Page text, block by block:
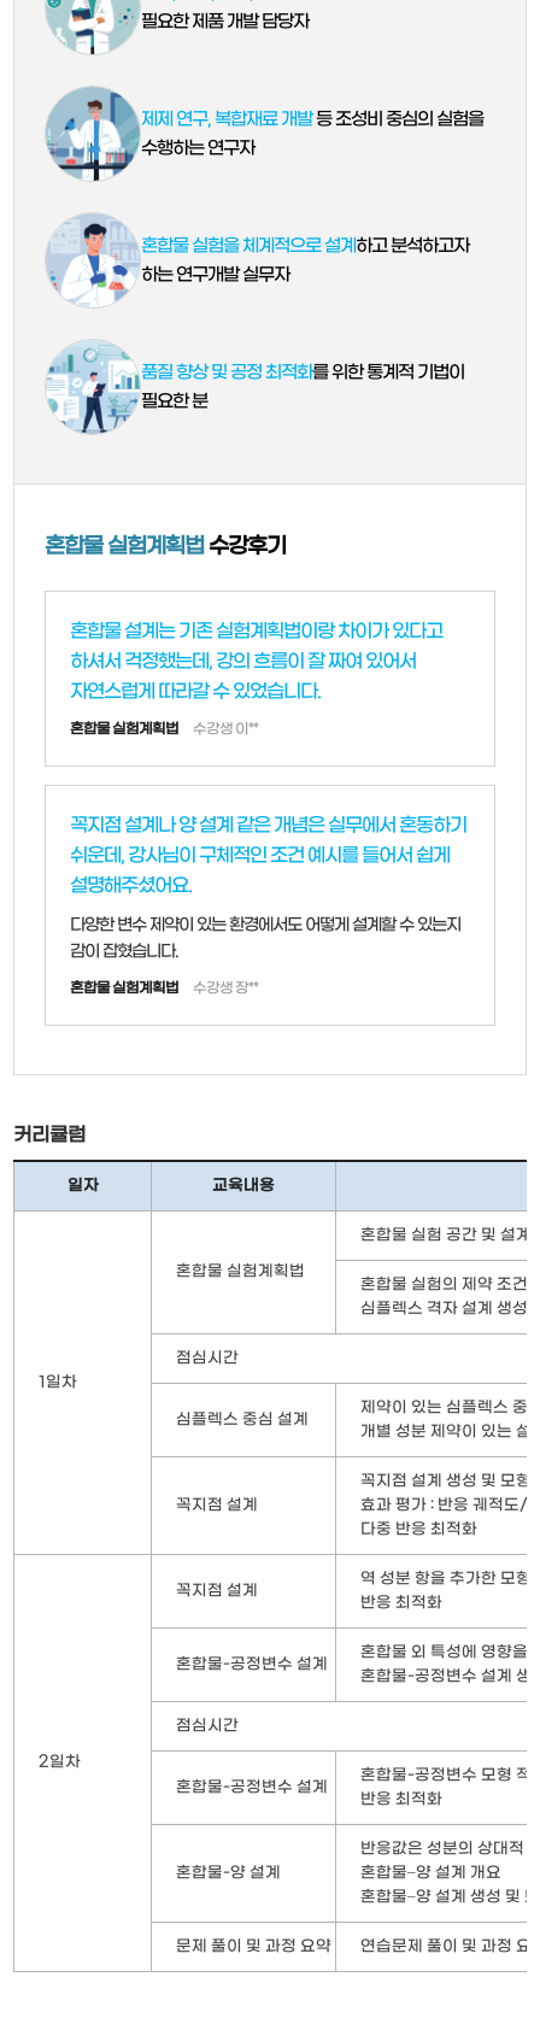
필요한 제품 개발 담당자
제제 연구, 복합재료 개발등 조성비 중심의 실험을
수행하는 연구자
혼합물 실험을 체계적으로 설계 하고 분석하고자
하는 연구개발 실무자
품질 향상 및 공정 최적화를 위한 통계적 기법이
필요한 분
혼합물 실험계획법 수강후기
혼합물 설계는 기존 실험계획법이랑 차이가 있다고
하셔서 걱정했는데, 강의 흐름이 잘 짜여 있어서
자연스럽게 따라갈 수 있었습니다.
혼합물 실험계획법 수강생 이**
꼭지점 설계나 양 설계 같은 개념은 실무에서 혼동하기
쉬운데, 강사님이 구체적인 조건 예시를 들어서 쉽게
설명해주셨어요.
다양한 변수 제약이 있는 환경에서도 어떻게 설계할 수 있는지
감이 잡혔습니다.
혼합물 실험계획법 수강생 장**
커리큘럼
일자 교육내용
1일차
혼합물 실험계획법
혼합물 실험 공간 및 설계
혼합물 실험의 제약 조건,
심플렉스 격자 설계 생성
점심시간
심플렉스 중심 설계
제약이 있는 심플렉스 중
개별 성분 제약이 있는 설
꼭지점 설계
꼭지점 설계 생성 및 모형
효과 평가 : 반응 궤적도/
다중 반응 최적화
2일차
꼭지점 설계
역 성분 항을 추가한 모형
반응 최적화
혼합물-공정변수 설계
혼합물 외 특성에 영향을
혼합물-공정변수 설계 생
점심시간
혼합물-공정변수 설계
혼합물-공정변수 모형 적
반응 최적화
혼합물-양 설계
반응값은 성분의 상대적
혼합물–양 설계 개요
혼합물–양 설계 생성 및
문제 풀이 및 과정 요약 연습문제 풀이 및 과정 요